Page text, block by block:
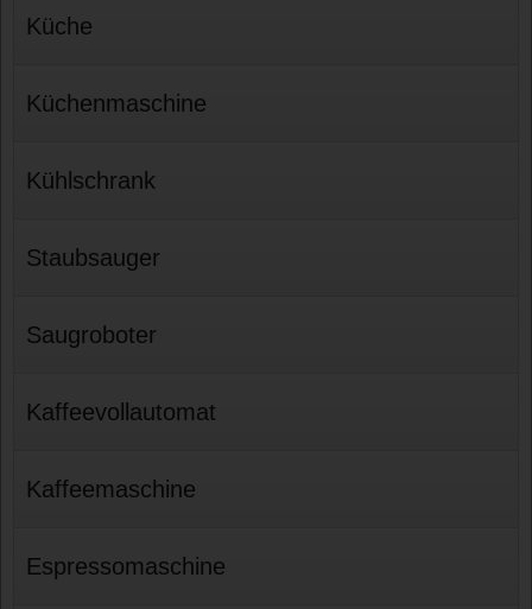
Küche
Küchenmaschine
Kühlschrank
Staubsauger
Saugroboter
Kaffeevollautomat
Kaffeemaschine
Espressomaschine